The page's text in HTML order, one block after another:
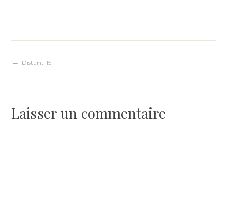
Navigation
l’article
Distant-15
Laisser un commentaire